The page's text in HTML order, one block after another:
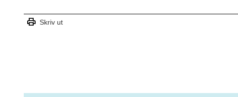
print Skriv ut